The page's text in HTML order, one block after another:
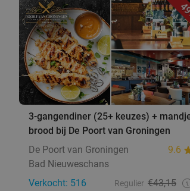
3-gangendiner (25+ keuzes) +
brood bij De Poort van Groningen
De Poort van Groningen
9.6
Bad Nieuweschans
Verkocht: 516
Regulier €43,15